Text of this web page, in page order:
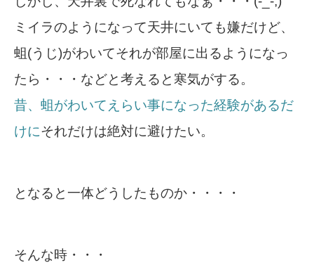
ミイラのようになって天井にいても嫌だけど、
蛆(うじ)がわいてそれが部屋に出るようになっ
たら・・・などと考えると寒気がする。
昔、蛆がわいてえらい事になった経験があるだ
けにそれだけは絶対に避けたい。
となると一体どうしたものか・・・・
そんな時・・・